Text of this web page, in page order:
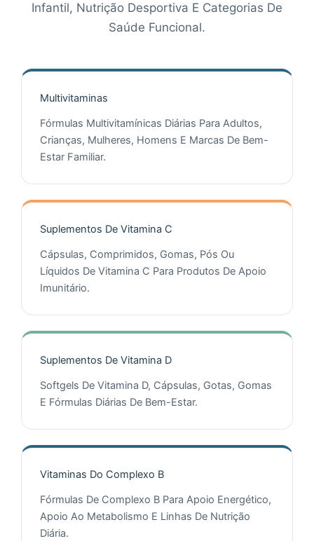
Infantil, Nutrição Desportiva E Categorias De
Saúde Funcional.
Multivitaminas
Fórmulas Multivitamínicas Diárias Para Adultos,
Crianças, Mulheres, Homens E Marcas De Bem-
Estar Familiar.
Suplementos De Vitamina C
Cápsulas, Comprimidos, Gomas, Pós Ou
Líquidos De Vitamina C Para Produtos De Apoio
Imunitário.
Suplementos De Vitamina D
Softgels De Vitamina D, Cápsulas, Gotas, Gomas
E Fórmulas Diárias De Bem-Estar.
Vitaminas Do Complexo B
Fórmulas De Complexo B Para Apoio Energético,
Apoio Ao Metabolismo E Linhas De Nutrição
Diária.